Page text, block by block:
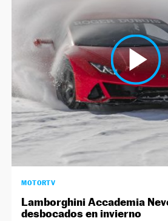
MOTORTV
Lamborghini Accademia
desbocados en invierno